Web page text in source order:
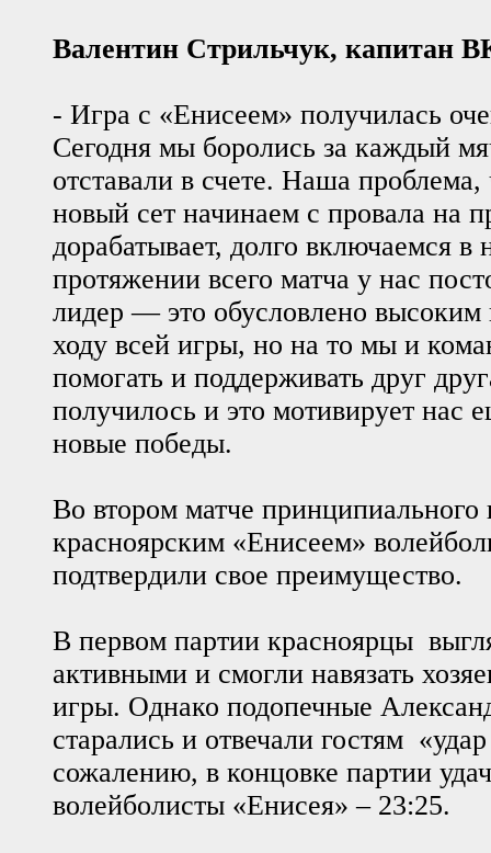
Валентин Стрильчук, капитан
- Игра с «Енисеем» получилась
Сегодня мы боролись за каждый
отставали в счете. Наша
новый сет начинаем с провала на
дорабатывает, долго включаемся
протяжении всего матча у нас
лидер — это обусловлено
ходу всей игры, но на то мы и
помогать и поддерживать друг
получилось и это мотивирует нас
новые победы.
Во втором матче принципиального
красноярским «Енисеем»
подтвердили свое преимущество.
В первом партии красноярцы
активными и смогли навязать
игры. Однако подопечные
старались и отвечали гостям
сожалению, в концовке партии
волейболисты «Енисея» – 23:25.